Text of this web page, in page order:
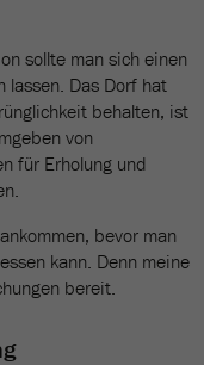
sollte man sich einen
lassen. Das Dorf hat
behalten, ist
von
für Erholung und
bevor man
kann. Denn meine
bereit.